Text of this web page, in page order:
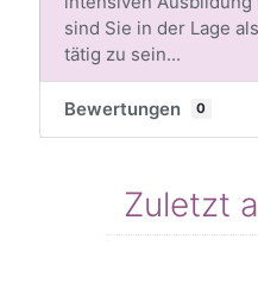
sind Sie in der Lage
tätig zu sein...
Bewertungen 0
Zuletzt